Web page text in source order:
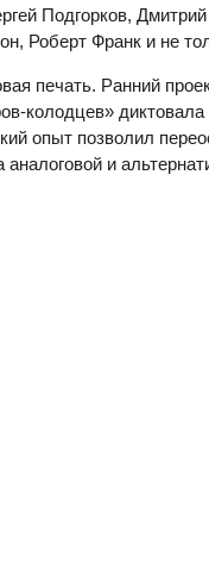
Подгорков,
Роберт Франк и не
печать. Ранний
колодцев»
опыт позволил
и